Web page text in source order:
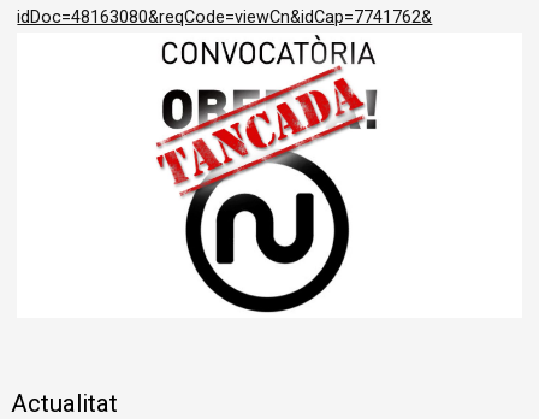
idDoc=48163080&reqCode=viewCn&idCap=7741762&
Actualitat